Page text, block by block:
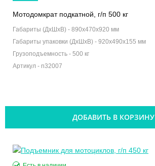
Мотодомкрат подкатной, г/п 500 кг
Габариты (ДхШхВ) - 890х470х920 мм
Габариты упаковки (ДхШхВ) - 920х490х155 мм
Грузоподъемность - 500 кг
Артикул - n32007
ДОБАВИТЬ В КОРЗИНУ